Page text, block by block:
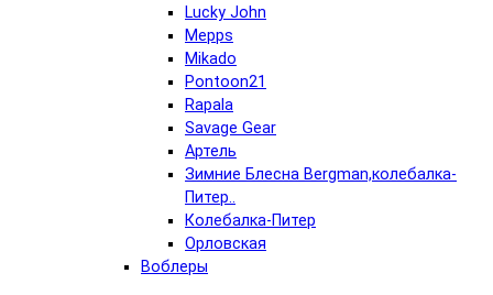
Lucky John
Mepps
Mikado
Pontoon21
Rapala
Savage Gear
Артель
Зимние Блесна Bergman,колебалка-
Питер..
Колебалка-Питер
Орловская
Воблеры